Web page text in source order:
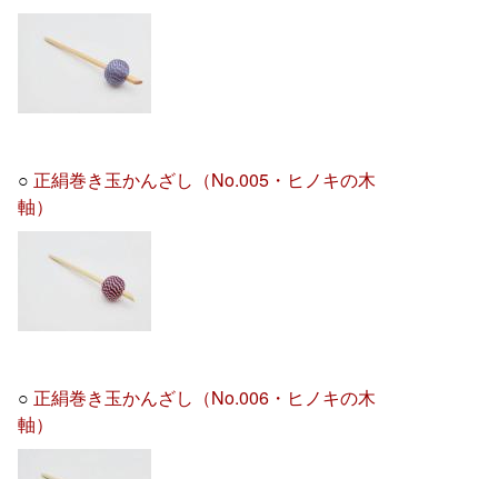
○ 正絹巻き玉かんざし（No.005・ヒノキの木
軸）
○ 正絹巻き玉かんざし（No.006・ヒノキの木
軸）